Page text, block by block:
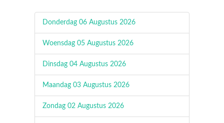
Donderdag 06 Augustus 2026
Woensdag 05 Augustus 2026
Dinsdag 04 Augustus 2026
Maandag 03 Augustus 2026
Zondag 02 Augustus 2026